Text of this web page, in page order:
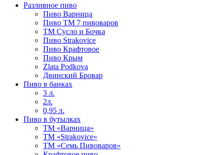
Разливное пиво
Пиво Варница
Пиво ТМ 7 пивоваров
ТМ Сусло и Бочка
Пиво Strakovice
Пиво Крафтовое
Пиво Крым
Zlata Podkova
Двинский Бровар
Пиво в банках
3 л.
2л.
0,95 л.
Пиво в бутылках
ТМ «Варница»
ТМ «Strakovice»
ТМ «Семь Пивоваров»